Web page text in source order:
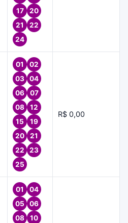
17
20
21
22
24
01
02
03
04
06
07
08
12
15
19
20
21
22
23
25
R$ 0,00
01
04
05
06
08
10